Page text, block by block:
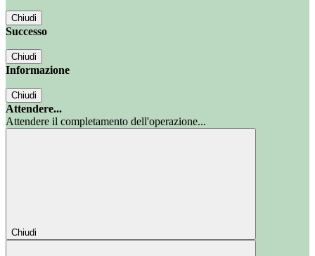
Chiudi
Successo
Chiudi
Informazione
Chiudi
Attendere...
Attendere il completamento dell'operazione...
Chiudi